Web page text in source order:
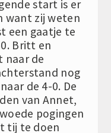
start is er
want zij weten
een gaatje te
Britt en
naar de
nog
de 4-0. De
van Annet,
pogingen
tij te doen